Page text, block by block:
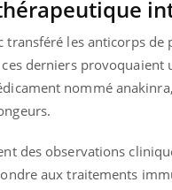
transféré les anticorps
derniers
nommé
des observations
aux traitements